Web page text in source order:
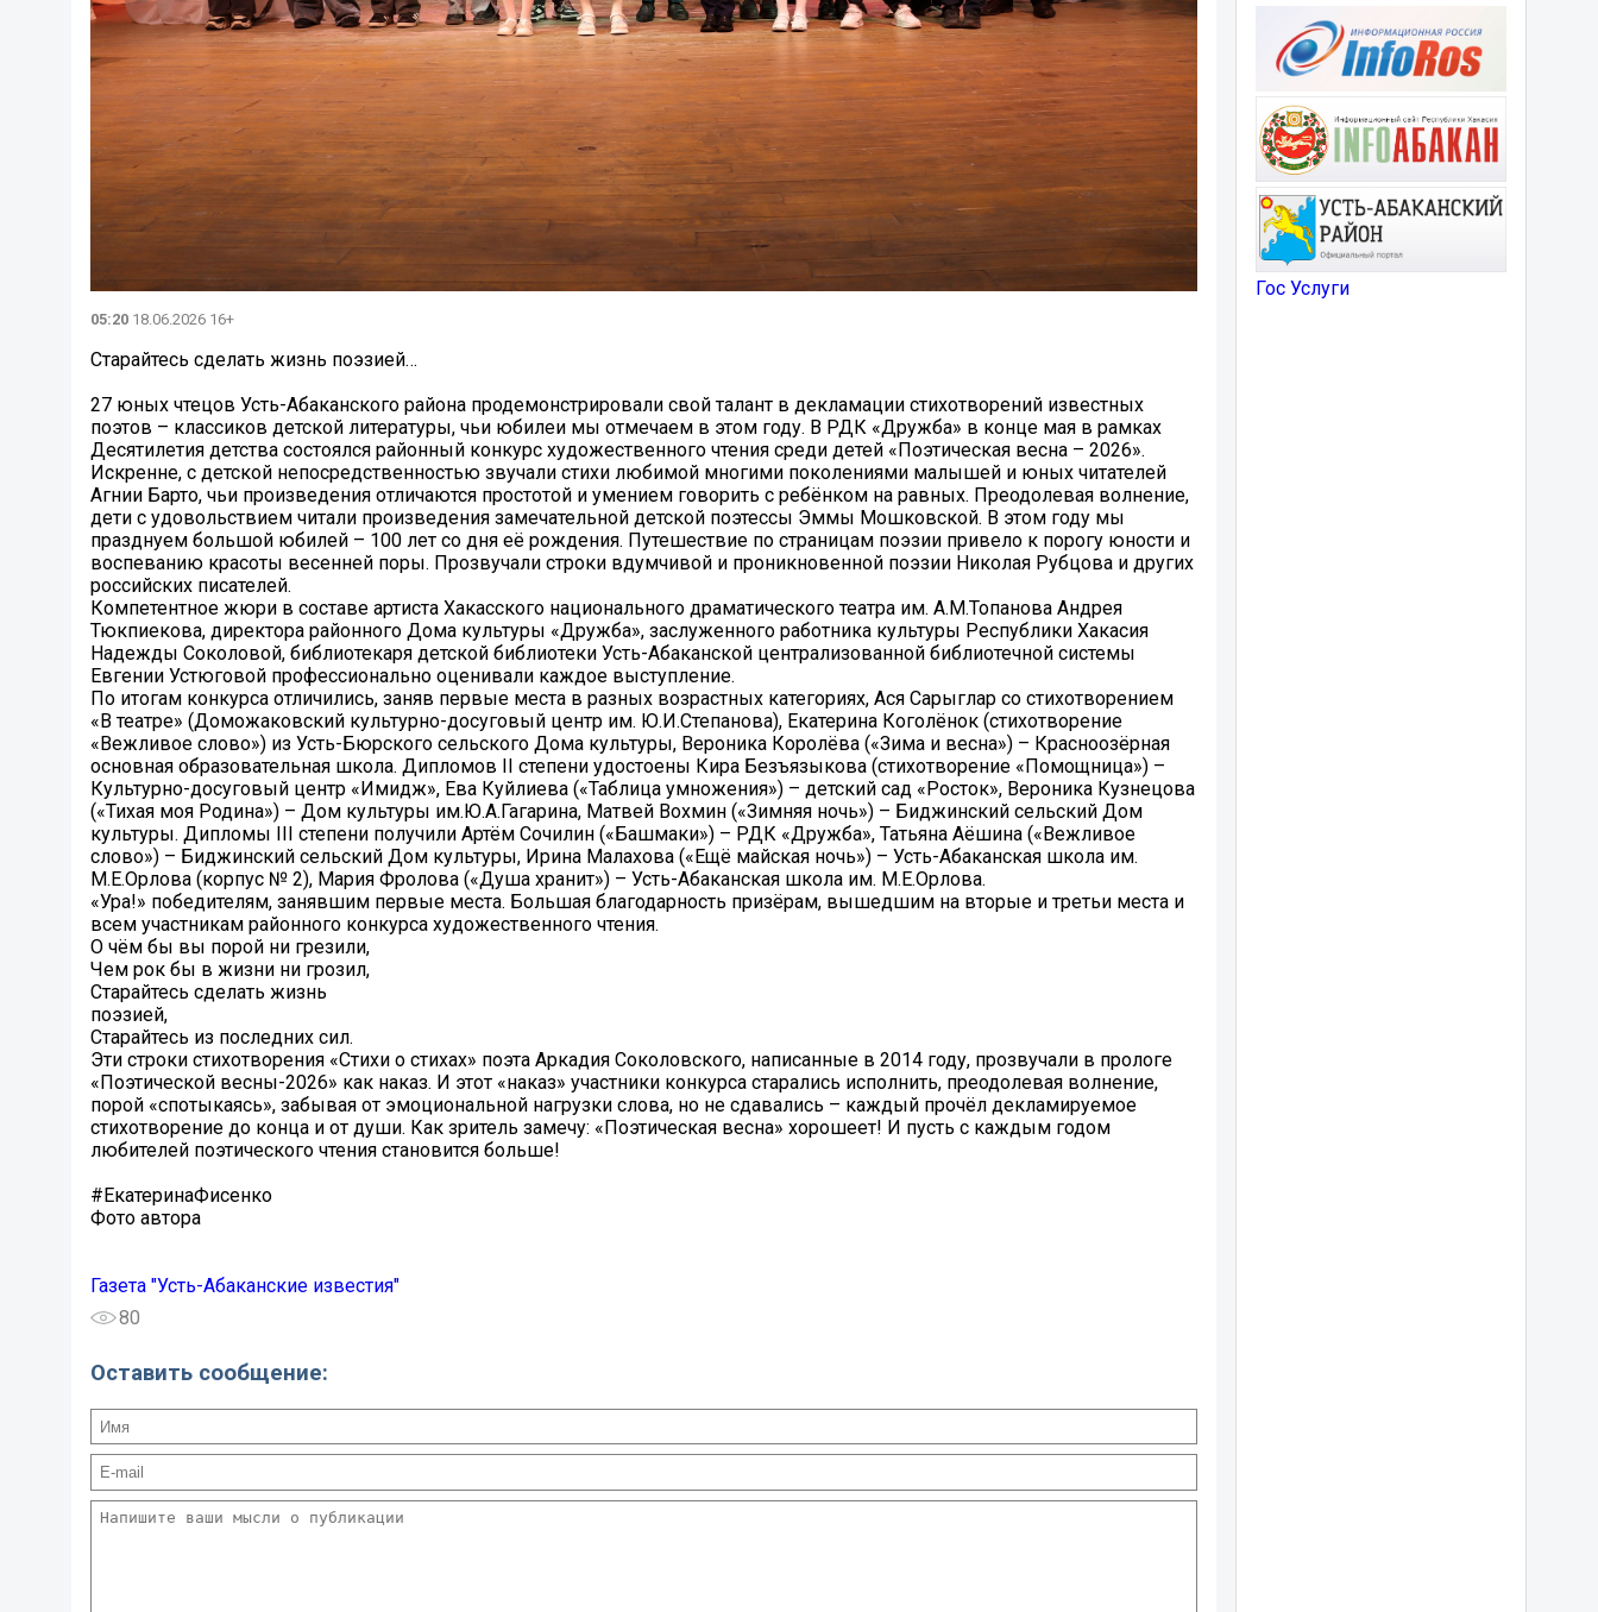
05:20 18.06.2026 16+
Старайтесь сделать жизнь поэзией…
27 юных чтецов Усть-Абаканского района продемонстрировали свой талант в декламации стихотворений известных
поэтов – классиков детской литературы, чьи юбилеи мы отмечаем в этом году. В РДК «Дружба» в конце мая в рамках
Десятилетия детства состоялся районный конкурс художественного чтения среди детей «Поэтическая весна – 2026».
Искренне, с детской непосредственностью звучали стихи любимой многими поколениями малышей и юных читателей
Агнии Барто, чьи произведения отличаются простотой и умением говорить с ребёнком на равных. Преодолевая волнение,
дети с удовольствием читали произведения замечательной детской поэтессы Эммы Мошковской. В этом году мы
празднуем большой юбилей – 100 лет со дня её рождения. Путешествие по страницам поэзии привело к порогу юности и
воспеванию красоты весенней поры. Прозвучали строки вдумчивой и проникновенной поэзии Николая Рубцова и других
российских писателей.
Компетентное жюри в составе артиста Хакасского национального драматического театра им. А.М.Топанова Андрея
Тюкпиекова, директора районного Дома культуры «Дружба», заслуженного работника культуры Республики Хакасия
Надежды Соколовой, библиотекаря детской библиотеки Усть-Абаканской централизованной библиотечной системы
Евгении Устюговой профессионально оценивали каждое выступление.
По итогам конкурса отличились, заняв первые места в разных возрастных категориях, Ася Сарыглар со стихотворением
«В театре» (Доможаковский культурно-досуговый центр им. Ю.И.Степанова), Екатерина Коголёнок (стихотворение
«Вежливое слово») из Усть-Бюрского сельского Дома культуры, Вероника Королёва («Зима и весна») – Красноозёрная
основная образовательная школа. Дипломов II степени удостоены Кира Безъязыкова (стихотворение «Помощница») –
Культурно-досуговый центр «Имидж», Ева Куйлиева («Таблица умножения») – детский сад «Росток», Вероника Кузнецова
(«Тихая моя Родина») – Дом культуры им.Ю.А.Гагарина, Матвей Вохмин («Зимняя ночь») – Биджинский сельский Дом
культуры. Дипломы III степени получили Артём Сочилин («Башмаки») – РДК «Дружба», Татьяна Аёшина («Вежливое
слово») – Биджинский сельский Дом культуры, Ирина Малахова («Ещё майская ночь») – Усть-Абаканская школа им.
М.Е.Орлова (корпус № 2), Мария Фролова («Душа хранит») – Усть-Абаканская школа им. М.Е.Орлова.
«Ура!» победителям, занявшим первые места. Большая благодарность призёрам, вышедшим на вторые и третьи места и
всем участникам районного конкурса художественного чтения.
О чём бы вы порой ни грезили,
Чем рок бы в жизни ни грозил,
Старайтесь сделать жизнь
поэзией,
Старайтесь из последних сил.
Эти строки стихотворения «Стихи о стихах» поэта Аркадия Соколовского, написанные в 2014 году, прозвучали в прологе
«Поэтической весны-2026» как наказ. И этот «наказ» участники конкурса старались исполнить, преодолевая волнение,
порой «спотыкаясь», забывая от эмоциональной нагрузки слова, но не сдавались – каждый прочёл декламируемое
стихотворение до конца и от души. Как зритель замечу: «Поэтическая весна» хорошеет! И пусть с каждым годом
любителей поэтического чтения становится больше!
#ЕкатеринаФисенко
Фото автора
Газета "Усть-Абаканские известия"
80
Оставить сообщение:
Гос Услуги